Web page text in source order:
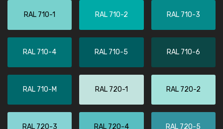
RAL 710-1 RAL 710-2 RAL 710-3
RAL 710-4 RAL 710-5 RAL 710-6
RAL 710-M RAL 720-1 RAL 720-2
RAL 720-3 RAL 720-4 RAL 720-5